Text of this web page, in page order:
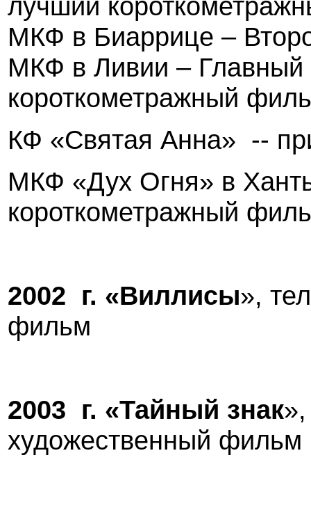
лучший
МКФ в Биаррице –
МКФ в Ливии – Главный
короткометражный
КФ «Святая Анна» --
МКФ «Дух Огня» в
короткометражный
2002 г. «Виллисы»,
фильм
2003 г. «Тайный знак
художественный фильм